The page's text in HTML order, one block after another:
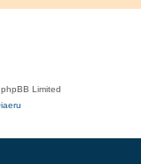
Limited